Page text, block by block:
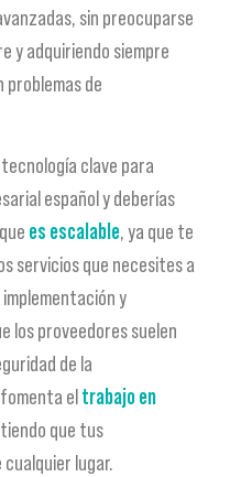
sin preocuparse
y adquiriendo siempre
problemas de
clave para
español y deberías
es escalable, ya que te
servicios que necesites a
implementación y
los proveedores suelen
de la
eltrabajo en
que tus
lugar.